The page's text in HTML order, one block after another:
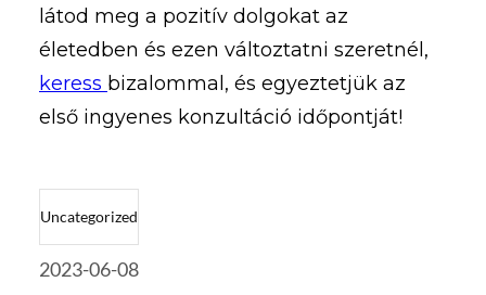
látod meg a pozitív dolgokat az
életedben és ezen változtatni szeretnél,
keress bizalommal, és egyeztetjük az
első ingyenes konzultáció időpontját!
Uncategorized
2023-06-08